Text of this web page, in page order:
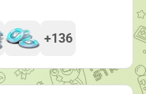
+136